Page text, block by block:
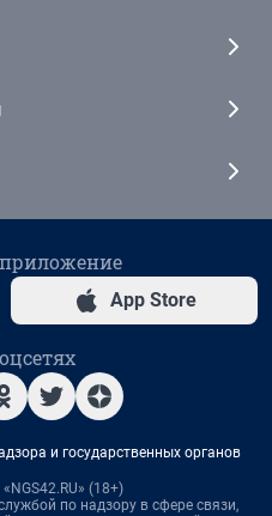
App Store
и государственных органов
(18+)
по надзору в сфере связи,